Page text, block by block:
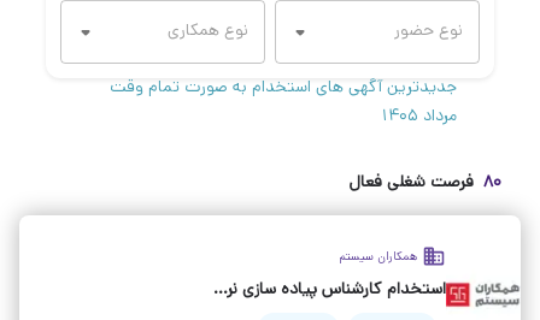
جدیدترین آگهی های استخدام به صورت تمام وقت
مرداد ۱۴۰۵
۸۰ فرصت شغلی فعال
همکاران سیستم
استخدام کارشناس پیاده سازی نرم افزار ( از رشته‌های متنوع)